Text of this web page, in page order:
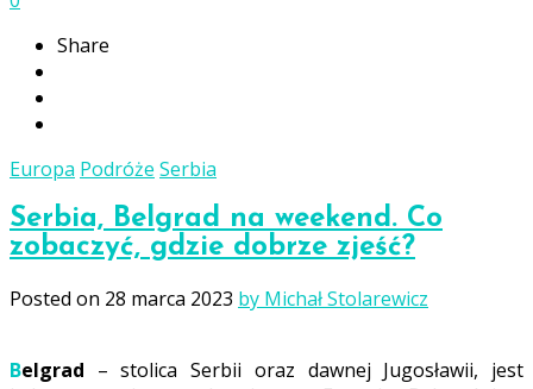
Share
Europa Podróże Serbia
Serbia, Belgrad na weekend. Co
zobaczyć, gdzie dobrze zjeść?
Posted on 28 marca 2023 by Michał Stolarewicz
Belgrad – stolica Serbii oraz dawnej Jugosławii, jest